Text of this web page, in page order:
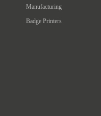
Manufacturing
Badge Printers